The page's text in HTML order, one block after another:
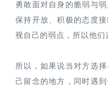
勇敢面对自身的脆弱与
保持开放、积极的态度
视自己的弱点，所以他
所以，如果说当对方选
己留念的地方，同时遇